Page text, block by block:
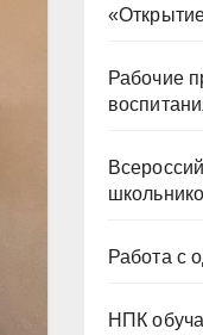
Рабочие
Работа с
НПК